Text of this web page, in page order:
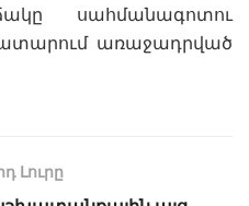
սահ­մա­նա­գո­տու
առաջադրված
Լուրը